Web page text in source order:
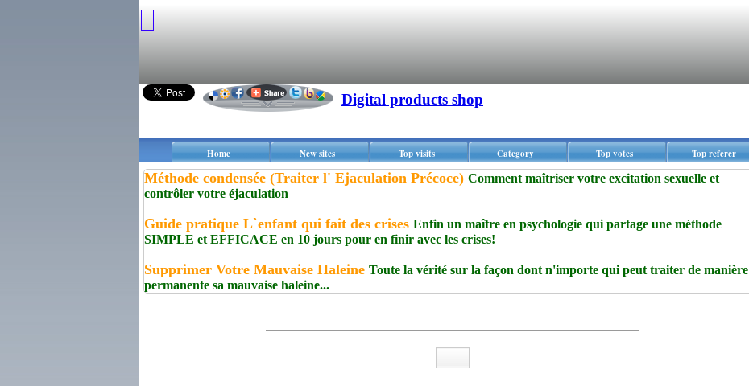
Digital products shop
Home New sites Top visits Category Top votes Top referer
Méthode condensée (Traiter l' Ejaculation Précoce) Comment maîtriser votre excitation sexuelle et
contrôler votre éjaculation
Guide pratique L`enfant qui fait des crises Enfin un maître en psychologie qui partage une méthode
SIMPLE et EFFICACE en 10 jours pour en finir avec les crises!
Supprimer Votre Mauvaise Haleine Toute la vérité sur la façon dont n'importe qui peut traiter de manière
permanente sa mauvaise haleine...